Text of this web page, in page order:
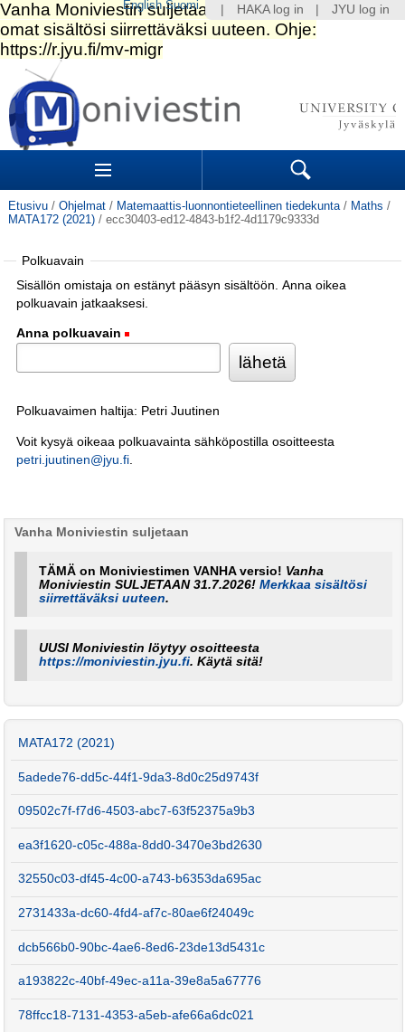
Siirry
sisältöön.
|
Siirry
navigointiin
Sections Search
Etusivu / Ohjelmat / Matemaattis-luonnontieteellinen tiedekunta / Maths /
MATA172 (2021) / ecc30403-ed12-4843-b1f2-4d1179c9333d
Polkuavain
Sisällön omistaja on estänyt pääsyn sisältöön. Anna oikea
polkuavain jatkaaksesi.
Anna polkuavain
Polkuavaimen haltija: Petri Juutinen
Voit kysyä oikeaa polkuavainta sähköpostilla osoitteesta
petri.juutinen@jyu.fi.
Vanha Moniviestin suljetaan
TÄMÄ on Moniviestimen VANHA versio! Vanha
Moniviestin SULJETAAN 31.7.2026!Merkkaa sisältösi
siirrettäväksi uuteen.
UUSI Moniviestin löytyy osoitteesta
https://moniviestin.jyu.fi. Käytä sitä!
MATA172 (2021)
5adede76-dd5c-44f1-9da3-8d0c25d9743f
09502c7f-f7d6-4503-abc7-63f52375a9b3
ea3f1620-c05c-488a-8dd0-3470e3bd2630
32550c03-df45-4c00-a743-b6353da695ac
2731433a-dc60-4fd4-af7c-80ae6f24049c
dcb566b0-90bc-4ae6-8ed6-23de13d5431c
a193822c-40bf-49ec-a11a-39e8a5a67776
78ffcc18-7131-4353-a5eb-afe66a6dc021
HAKA log in JYU log in
English Suomi